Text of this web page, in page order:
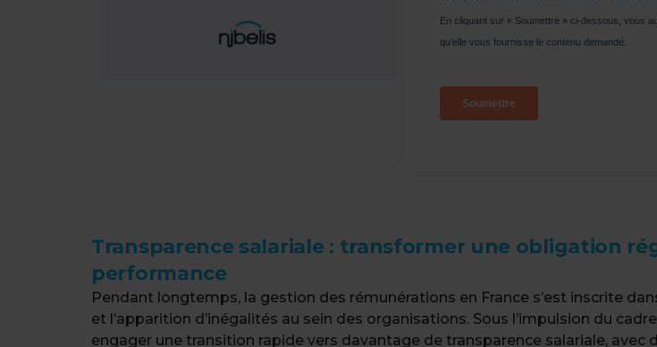
Transparence salariale : transformer une obligation
performance
Pendant longtemps, la gestion des rémunérations en France s’est inscrite
et l’apparition d’inégalités au sein des organisations. Sous l’impulsion du
engager une transition rapide vers davantage de transparence salariale, avec